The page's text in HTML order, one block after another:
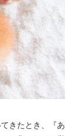
きたとき、『あ